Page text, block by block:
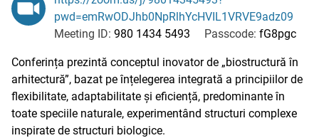
pwd=emRwODJhb0NpRlhYcHVIL1VRVE9adz09
Meeting ID: 980 1434 5493 Passcode: fG8pgc
Conferința prezintă conceptul inovator de „biostructură în
arhitectură”, bazat pe înțelegerea integrată a principiilor de
flexibilitate, adaptabilitate și eficiență, predominante în
toate speciile naturale, experimentând structuri complexe
inspirate de structuri biologice.